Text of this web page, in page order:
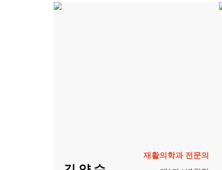
재활의학과 전문의